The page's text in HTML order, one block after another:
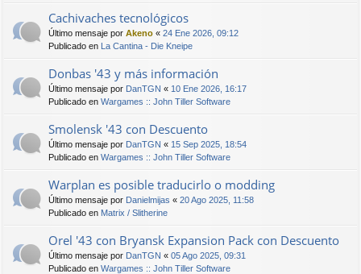
Cachivaches tecnológicos
Último mensaje por Akeno « 24 Ene 2026, 09:12
Publicado en La Cantina - Die Kneipe
Donbas '43 y más información
Último mensaje por DanTGN « 10 Ene 2026, 16:17
Publicado en Wargames :: John Tiller Software
Smolensk '43 con Descuento
Último mensaje por DanTGN « 15 Sep 2025, 18:54
Publicado en Wargames :: John Tiller Software
Warplan es posible traducirlo o modding
Último mensaje por Danielmijas « 20 Ago 2025, 11:58
Publicado en Matrix / Slitherine
Orel '43 con Bryansk Expansion Pack con Descuento
Último mensaje por DanTGN « 05 Ago 2025, 09:31
Publicado en Wargames :: John Tiller Software